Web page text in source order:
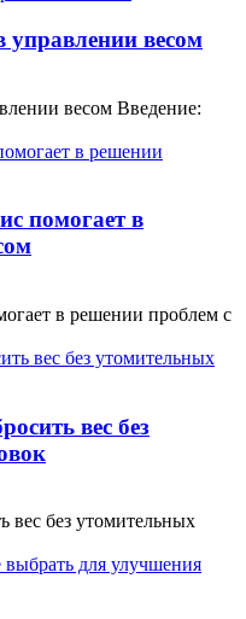
управлении весом
весом Введение:
помогает в
в решении проблем с
вес без
вес без утомительных